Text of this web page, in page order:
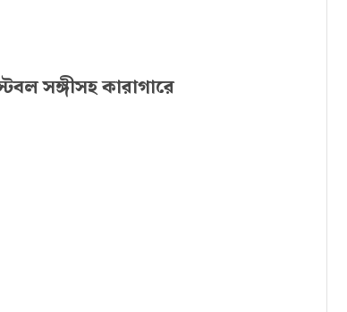
সঙ্গীসহ কারাগারে